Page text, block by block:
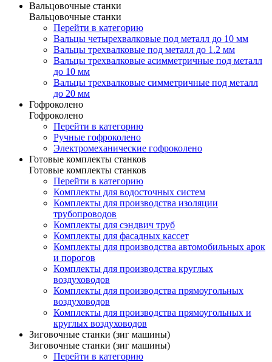
Вальцовочные станки
Вальцовочные станки
Перейти в категорию
Вальцы четырехвалковые под металл до 10 мм
Вальцы трехвалковые под металл до 1.2 мм
Вальцы трехвалковые асимметричные под металл
до 10 мм
Вальцы трехвалковые симметричные под металл
до 20 мм
Гофроколено
Гофроколено
Перейти в категорию
Ручные гофроколено
Электромеханические гофроколено
Готовые комплекты станков
Готовые комплекты станков
Перейти в категорию
Комплекты для водосточных систем
Комплекты для производства изоляции
трубопроводов
Комплекты для сэндвич труб
Комплекты для фасадных кассет
Комплекты для производства автомобильных арок
и порогов
Комплекты для производства круглых
воздуховодов
Комплекты для производства прямоугольных
воздуховодов
Комплекты для производства прямоугольных и
круглых воздуховодов
Зиговочные станки (зиг машины)
Зиговочные станки (зиг машины)
Перейти в категорию